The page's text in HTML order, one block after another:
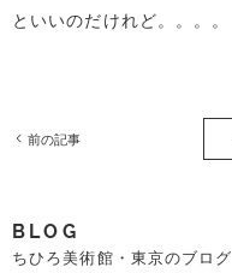
といいのだけれど。。。。
前の記事
BLOG
ちひろ美術館・東京のブログ